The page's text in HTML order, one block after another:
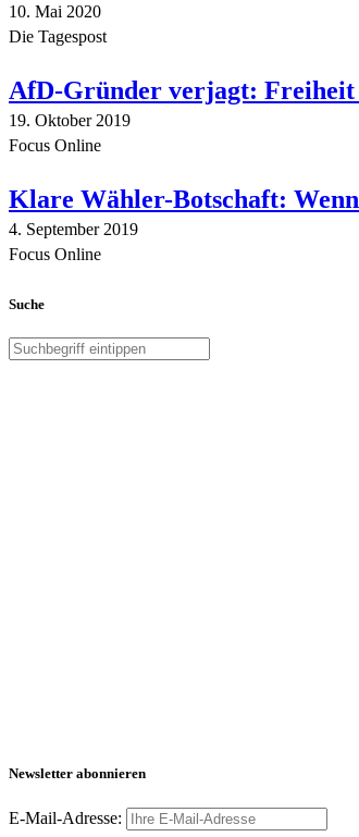
10. Mai 2020
Die Tagespost
AfD-Gründer verjagt:
19. Oktober 2019
Focus Online
Klare Wähler-Botschaft:
4. September 2019
Focus Online
Suche
Newsletter abonnieren
E-Mail-Adresse: